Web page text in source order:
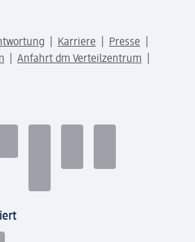
Karriere
Presse
Anfahrt dm Verteilzentrum